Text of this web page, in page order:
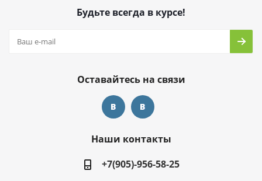
Будьте всегда в курсе!
Оставайтесь на связи
Наши контакты
+7(905)-956-58-25